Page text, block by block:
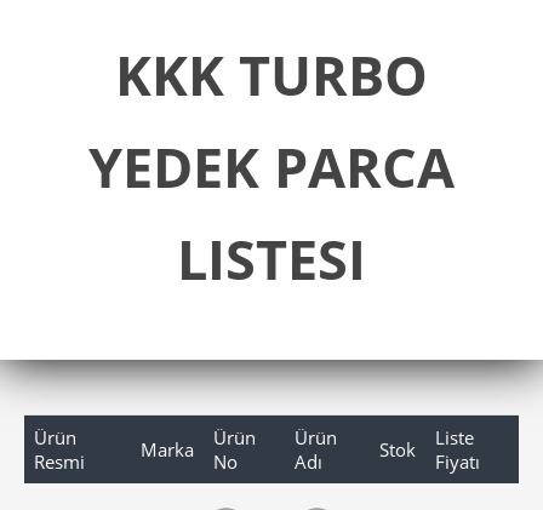
KKK TURBO
YEDEK PARCA
LISTESI
Ürün
Resmi
Marka
Ürün
No
Ürün
Adı
Stok
Liste
Fiyatı